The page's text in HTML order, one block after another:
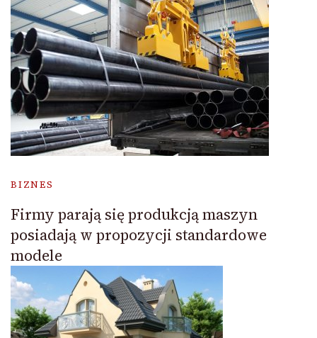
BIZNES
Firmy parają się produkcją maszyn
posiadają w propozycji standardowe
modele